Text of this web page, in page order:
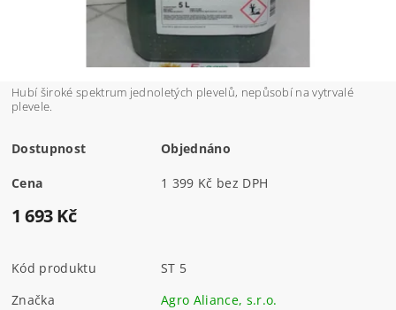
Hubí široké spektrum jednoletých plevelů, nepůsobí na vytrvalé
plevele.
Dostupnost Objednáno
Cena 1 399 Kč bez DPH
1 693 Kč
Kód produktu
ST 5
Značka
Agro Aliance, s.r.o.